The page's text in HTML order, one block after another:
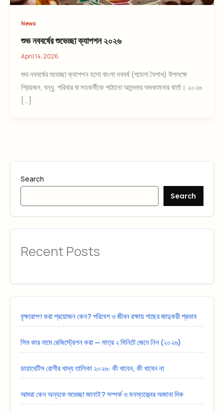
News
শুভ নববর্ষের শুভেচ্ছা ক্যাপশন ২০২৬
April 14, 2026
শুভ নববর্ষের শুভেচ্ছা ক্যাপশন হলো বাংলা নববর্ষ (পহেলা বৈশাখ) উপলক্ষে
প্রিয়জন, বন্ধু, পরিবার বা সহকর্মীকে পাঠানো আনন্দময় শুভকামনার বার্তা। ২০২৬
[…]
Search
Search
Recent Posts
বৃক্ষরোপণ করা প্রয়োজন কেন? পরিবেশ ও জীবন রক্ষায় গাছের জাদুকরী প্রভাব
সিম কার নামে রেজিস্ট্রেশন করা — মাত্র ২ মিনিটে জেনে নিন (২০২৬)
ডায়াবেটিস রোগীর খাদ্য তালিকা ২০২৬: কী খাবেন, কী খাবেন না
আমরা কেন অন্যকে শুভেচ্ছা জানাই? সম্পর্ক ও মনস্তত্ত্বের অজানা দিক